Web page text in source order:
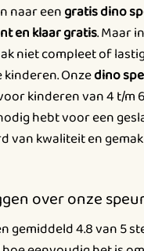
naar eengratis dino
en klaar gratis. Maar
niet compleet of
Onzedino
kinderen van 4 t/m
hebt voor een
van kwaliteit en
over onze
gemiddeld 4.8 van 5